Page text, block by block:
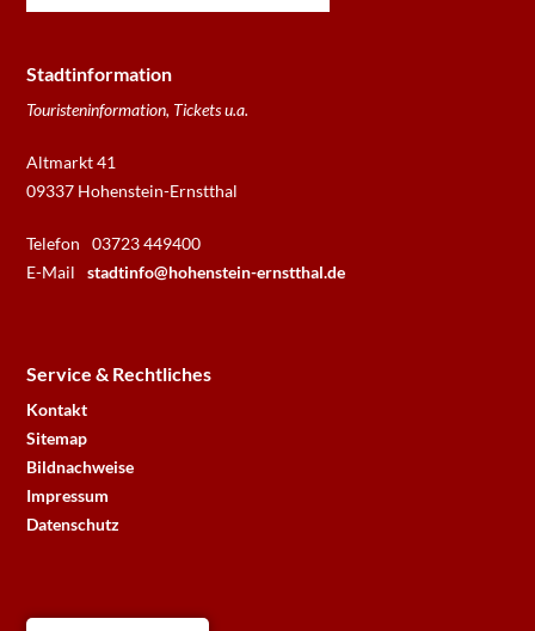
Stadtinformation
Touristeninformation, Tickets u.a.
Altmarkt 41
09337 Hohenstein-Ernstthal
Telefon
03723 449400
E-Mail
stadtinfo@hohenstein-ernstthal.de
Service & Rechtliches
Kontakt
Sitemap
Bildnachweise
Impressum
Datenschutz